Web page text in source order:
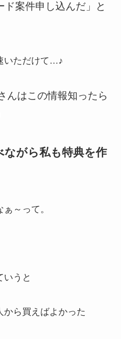
ド案件申し込んだ」と
いただけて…♪
んはこの情報知ったら
ながら私も特典を作
～って。
いうと
から買えばよかった